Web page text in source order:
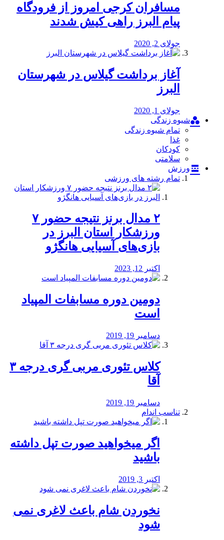
مسافران کرجی امروز از فرودگاه
پیام البرز راهی کیش شدند
جولای 2, 2020
آغاز برداشت گیلاس در شهرستان
البرز
جولای 1, 2020
شیوه زندگی
تمام شیوه زندگی
غذا
کودکان
سلامتی
ورزش
تمام رشته های ورزشی
۲ مدال برنز نتیجه حضور ۷
ورزشکار استان البرز در
بازی‌های آسیایی هانگژو
اکتبر 12, 2023
دومین دوره مسابفات المپیاد
است
دسامبر 19, 2019
کلاس تئوری مربی گری درجه ۳
آقا
دسامبر 19, 2019
تناسب اندام
اگر میخواهید صورت تپل داشته
باشید
اکتبر 3, 2019
نخوردن شام باعث لاغری نمی
‌شود